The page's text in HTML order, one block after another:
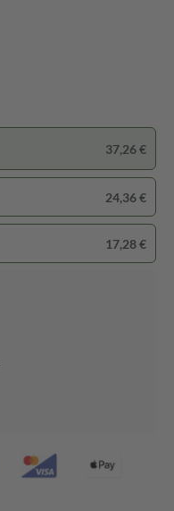
37,26 €
24,36 €
17,28 €